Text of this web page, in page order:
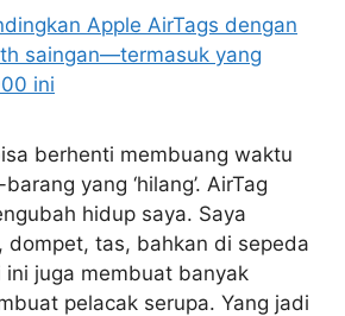
berhenti membuang waktu
yang ‘hilang’. AirTag
hidup saya. Saya
dompet, tas, bahkan di sepeda
ini juga membuat banyak
pelacak serupa. Yang jadi